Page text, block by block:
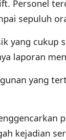
Personel
sepuluh
yang cukup
laporan
yang
kejadian